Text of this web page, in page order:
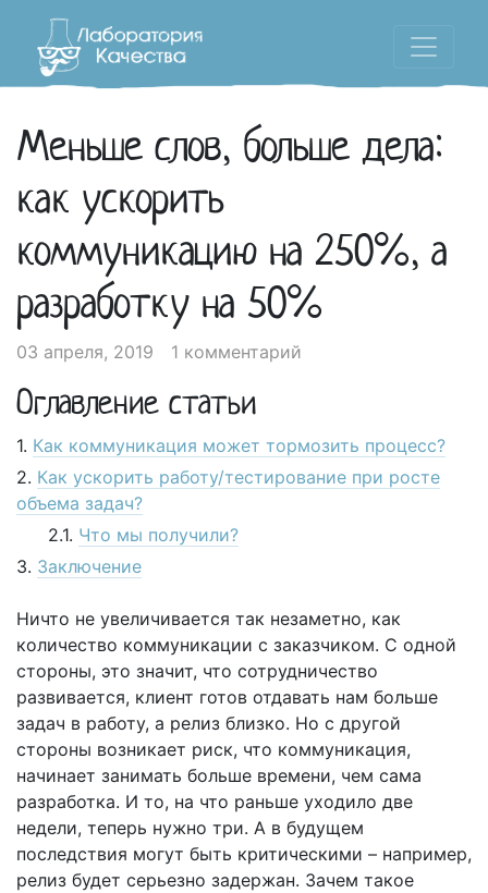
Меньше слов, больше дела:
как ускорить
коммуникацию на 250%, а
разработку на 50%
03 апреля, 2019 1 комментарий
Оглавление статьи
Как коммуникация может тормозить процесс?
Как ускорить работу/тестирование при росте
объема задач?
Что мы получили?
Заключение
Ничто не увеличивается так незаметно, как
количество коммуникации c заказчиком. С одной
стороны, это значит, что сотрудничество
развивается, клиент готов отдавать нам больше
задач в работу, а релиз близко. Но с другой
стороны возникает риск, что коммуникация,
начинает занимать больше времени, чем сама
разработка. И то, на что раньше уходило две
недели, теперь нужно три. А в будущем
последствия могут быть критическими – например,
релиз будет серьезно задержан. Зачем такое